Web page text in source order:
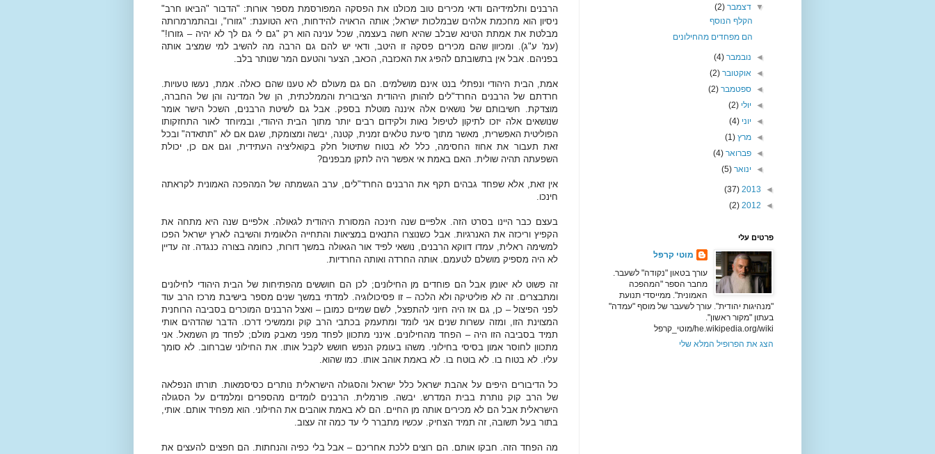
הרבנים ותלמידיהם ודאי מכירים טוב מכולנו את הפסקה המפורסמת מספר אורות: "הדבור "הביאו חרב"
ניסיון הוא מחכמת אלהים שבמלכות ישראל; אותה הראויה להידחות, היא הטוענת: "גזורו", ובהתמרמרותה
מבלטת את אמתת הטינא שבלב שהיא חשה בעצמה, שכל ענינה הוא רק "גם לי גם לך לא יהיה – גזורו!"
(עמ' ע"ג). ומכיוון שהם מכירים פסקה זו היטב, ודאי יש להם גם הרבה מה להשיב למי שמציב אותה
בפניהם. אבל אין בתשובתם להפיג את האכזבה, הכאב, הצער והטעם המר שנותר בלב.
אמת, הבית היהודי ונפתלי בנט אינם מושלמים. הם גם מעולם לא טענו שהם כאלה. אמת, נעשו טעויות.
חרדתם של הרבנים החרד"לים לזהותן היהודית הציבורית והממלכתית, הן של המדינה והן של החברה,
מוצדקת. חשיבותם של נושאים אלה איננה מוטלת בספק. אבל גם לשיטת הרבנים, השכל הישר אומר
שנושאים אלה יזכו לתיקון לטיפול נאות ולקידום רבים יותר מתוך הבית היהודי, ובמיוחד לאור התחזקותו
הפוליטית האפשרית, מאשר מתוך סיעת טלאים זמנית, קטנה, יבשה ומצומקת, שגם אם לא "תתאדה" ובכל
זאת תעבור את אחוז החסימה, כלל לא בטוח שתיטול חלק בקואליציה העתידית, וגם אם כן, יכולת
השפעתה תהיה שולית. האם באמת אי אפשר היה לתקן מבפנים?
אין זאת, אלא שפחד גבהים תקף את הרבנים החרד"לים, ערב הגשמתה של המהפכה האמונית לקראתה
חינכו.
בעצם כבר היינו בסרט הזה. אלפיים שנה חינכה המסורת היהודית לגאולה. אלפיים שנה היא מתחה את
הקפיץ וריכזה את האנרגיות. אבל כשנוצרו התנאים במציאות והתחייה הלאומית והשיבה לארץ ישראל הפכו
למשימה ראלית, עמדו דווקא הרבנים, נושאי לפיד אור הגאולה במשך דורות, כחומה בצורה כנגדה. זה עדיין
לא היה מספיק מושלם לטעמם. אותה החרדה ואותה החרדיות.
זה פשוט לא יאומן אבל הם פוחדים מן החילונים; לכן הם חוששים מהפתיחות של הבית היהודי לחילונים
ומתבצרים. זה לא פוליטיקה ולא הלכה – זו פסיכולוגיה. למדתי במשך שנים מספר בישיבת מרכז הרב עוד
לפני הפיצול – כן, גם אז היה חיוני להתפצל, לשם שמיים כמובן – ואצל הרבנים המוכרים בסביבה הרוחנית
המצוינת הזו, ומזה עשרות שנים אני לומד ומתעמק בכתבי הרב קוק וממשיכי דרכו. הדבר שהדהים אותי
תמיד בסביבה הזו היה – הפחד מהחילונים. אינני מתכוון לפחד מפני מאבק מולם; לפחד מן השמאל. אני
מתכוון לחוסר אמון בסיסי בחילוני. משהו בעומק הנפש חושש לקבל אותו. את החילוני שברחוב. לא סומך
עליו. לא בטוח בו. לא בוטח בו. לא באמת אוהב אותו. כמו שהוא.
כל הדיבורים היפים על אהבת ישראל כלל ישראל והסגולה הישראלית נותרים כסיסמאות. תורתו הנפלאה
של הרב קוק נותרת בבית המדרש. יבשה. פורמלית. הרבנים לומדים מהספרים ומלמדים על הסגולה
הישראלית אבל הם לא מכירים אותה מן החיים. הם לא באמת אוהבים את החילוני. הוא מפחיד אותם. אותי,
בתור בעל תשובה, זה תמיד הצחיק. עכשיו מתברר לי עד כמה זה עצוב.
מה הפחד הזה. חבקו אותם. הם רוצים ללכת אחריכם – אבל בלי כפיה והנחתות. הם חפצים להעצים את
▼דצמבר(2)
הקלף הנוסף
הם מפחדים מהחילונים
◄ נובמבר(4)
◄ אוקטובר(2)
◄ספטמבר(2)
◄ יולי(2)
◄ יוני(4)
◄מרץ(1)
◄פברואר(4)
◄ ינואר(5)
◄
2013
(37)
◄
2012
(2)
פרטים עלי
מוטי קרפל
עורך בטאון "נקודה" לשעבר.
מחבר הספר "המהפכה
האמונית". ממייסדי תנועת
"מנהיגות יהודית". עורך לשעבר של מוסף "עמדה"
בעתון "מקור ראשון".
he.wikipedia.org/wiki/מוטי_קרפל
הצג את הפרופיל המלא שלי